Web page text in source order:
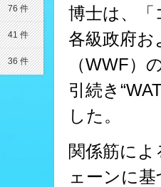
博士は、「
各級政府お
（WWF）
引続き
した。
関係筋に
ェーンに
76 件
41 件
36 件